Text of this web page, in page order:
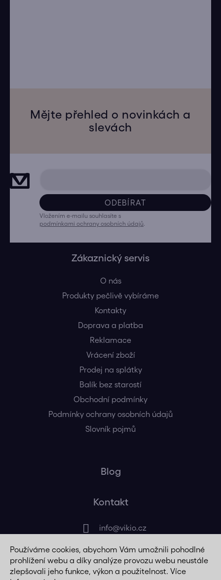
Používáme cookies, abychom Vám umožnili pohodlné
prohlížení webu a díky analýze provozu webu neustále
zlepšovali jeho funkce, výkon a použitelnost. Více
Mějte přehled o novinkách a
slevách
ODEBÍRAT
Vložením e-mailu souhlasíte s
podmínkami ochrany osobních údajů
Zákaznický servis
O nás
Produkty pečlivě vybíráme
Kontakty
Doprava a platba
Reklamace
Vrácení zboží
Prodej na splátky
Balík bez starostí
Obchodní podmínky
Podmínky ochrany osobních údajů
Slovník pojmů
Blog
Kontakt
info@vikio.cz
+420 725 320 508